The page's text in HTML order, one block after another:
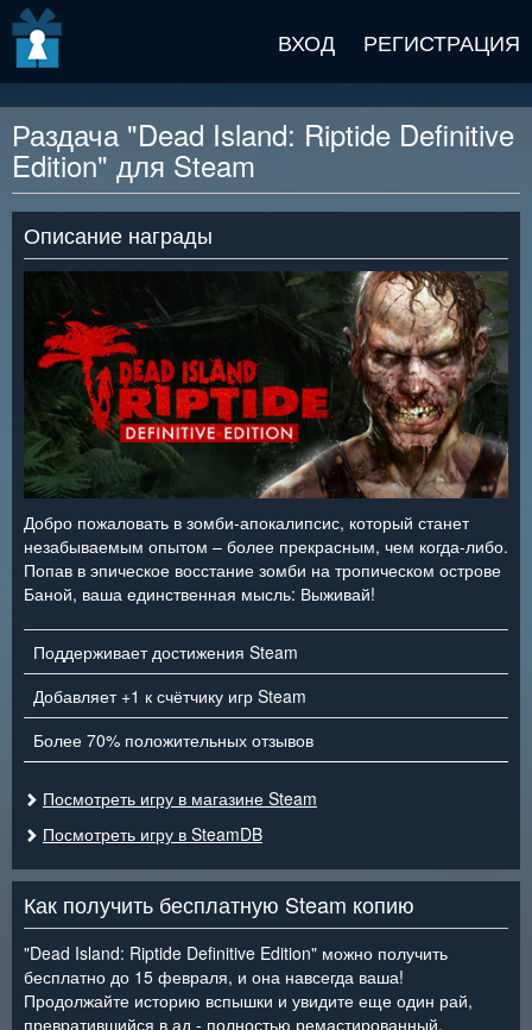
ВХОД РЕГИСТРАЦИЯ
Раздача "Dead Island: Riptide Definitive
Edition" для Steam
Описание награды
Добро пожаловать в зомби-апокалипсис, который станет
незабываемым опытом – более прекрасным, чем когда-либо.
Попав в эпическое восстание зомби на тропическом острове
Баной, ваша единственная мысль: Выживай!
Поддерживает достижения Steam
Добавляет +1 к счётчику игр Steam
Более 70% положительных отзывов
Посмотреть игру в магазине Steam
Посмотреть игру в SteamDB
Как получить бесплатную Steam копию
"Dead Island: Riptide Definitive Edition" можно получить
бесплатно до 15 февраля, и она навсегда ваша!
Продолжайте историю вспышки и увидите еще один рай,
превратившийся в ад - полностью ремастированный.